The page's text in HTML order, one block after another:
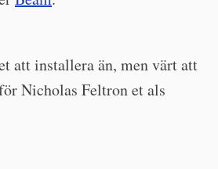
att installera än, men värt att
Nicholas Feltron et als